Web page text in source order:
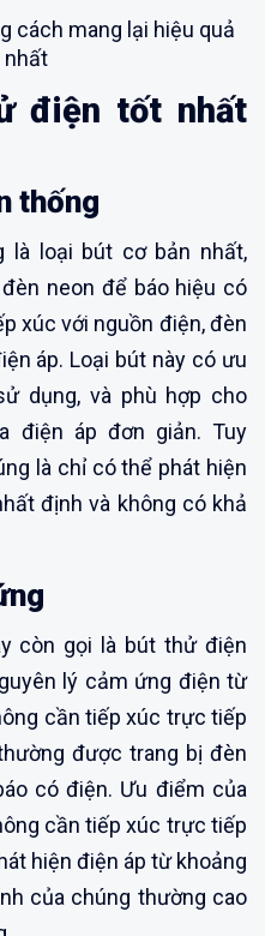
cách mang lại hiệu quả
nhất
điện tốt nhất
thống
là loại bút cơ bản nhất,
neon để báo hiệu có
xúc với nguồn điện, đèn
áp. Loại bút này có ưu
dụng, và phù hợp cho
điện áp đơn giản. Tuy
là chỉ có thể phát hiện
định và không có khả
còn gọi là bút thử điện
lý cảm ứng điện từ
cần tiếp xúc trực tiếp
được trang bị đèn
có điện. Ưu điểm của
cần tiếp xúc trực tiếp
hiện điện áp từ khoảng
của chúng thường cao